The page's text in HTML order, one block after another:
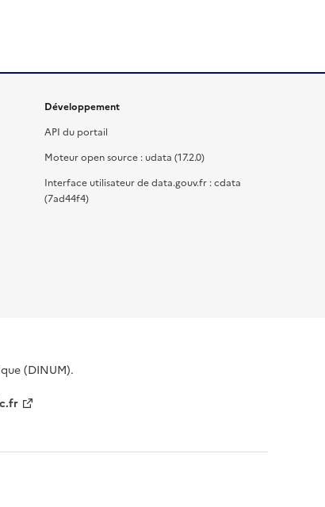
Développement
API du portail
Moteur open source : udata (17.2.0)
Interface utilisateur de data.gouv.fr : cdata
(7ad44f4)
(DINUM).